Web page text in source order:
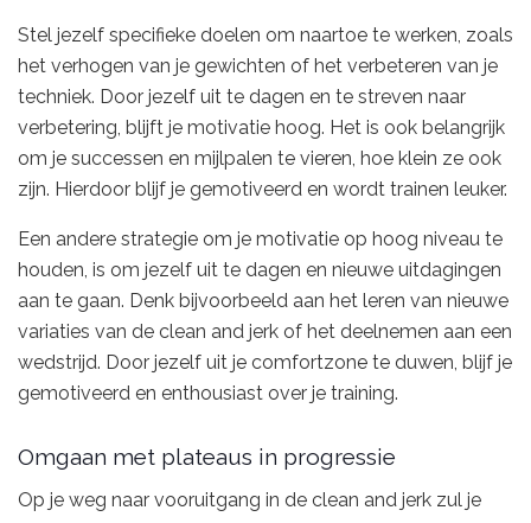
Stel jezelf specifieke doelen om naartoe te werken, zoals
het verhogen van je gewichten of het verbeteren van je
techniek. Door jezelf uit te dagen en te streven naar
verbetering, blijft je motivatie hoog. Het is ook belangrijk
om je successen en mijlpalen te vieren, hoe klein ze ook
zijn. Hierdoor blijf je gemotiveerd en wordt trainen leuker.
Een andere strategie om je motivatie op hoog niveau te
houden, is om jezelf uit te dagen en nieuwe uitdagingen
aan te gaan. Denk bijvoorbeeld aan het leren van nieuwe
variaties van de clean and jerk of het deelnemen aan een
wedstrijd. Door jezelf uit je comfortzone te duwen, blijf je
gemotiveerd en enthousiast over je training.
Omgaan met plateaus in progressie
Op je weg naar vooruitgang in de clean and jerk zul je